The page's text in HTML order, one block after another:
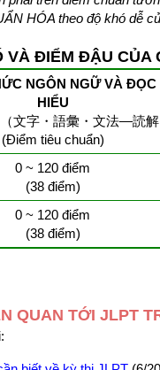
HÓA theo độ khó dễ
VÀ ĐIỂM ĐẬU CỦA
NGÔN NGỮ VÀ ĐỌC
HIỂU
文字・語彙・文法―読解
(Điểm tiêu chuẩn)
0 ~ 120 điểm
(38 điểm)
0 ~ 120 điểm
(38 điểm)
QUAN TỚI JLPT